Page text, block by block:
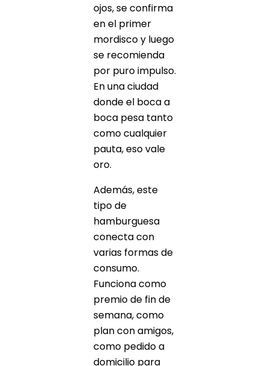
ojos, se confirma
en el primer
mordisco y luego
se recomienda
por puro impulso.
En una ciudad
donde el boca a
boca pesa tanto
como cualquier
pauta, eso vale
oro.
Además, este
tipo de
hamburguesa
conecta con
varias formas de
consumo.
Funciona como
premio de fin de
semana, como
plan con amigos,
como pedido a
domicilio para